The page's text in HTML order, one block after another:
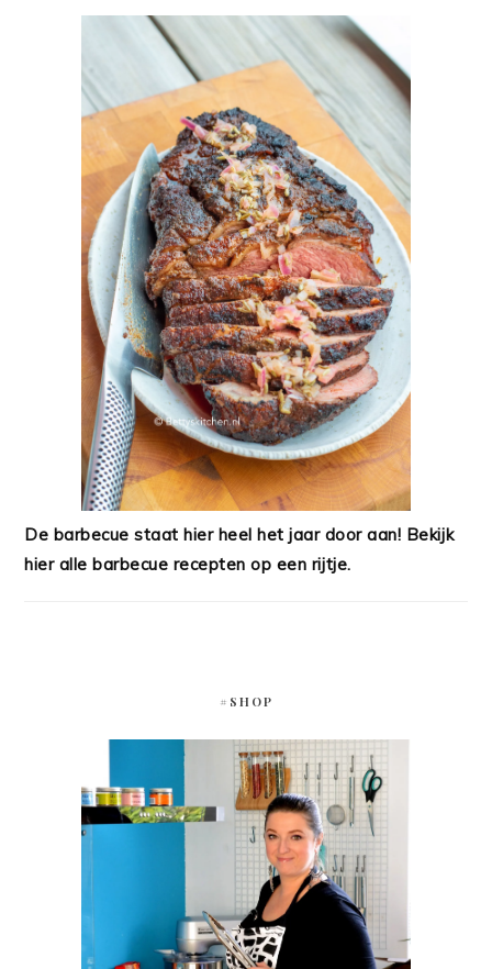
De barbecue staat hier heel het jaar door aan! Bekijk
hier alle barbecue recepten op een rijtje.
#SHOP